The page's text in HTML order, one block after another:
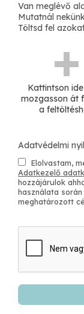
Van meglévő
Mutatnál
Töltsd fel
Kattintson
mozgasson át
a
Adatvédelmi
Elolvastam,
Adatkezelő
hozzájárulok
használata
meghatározott